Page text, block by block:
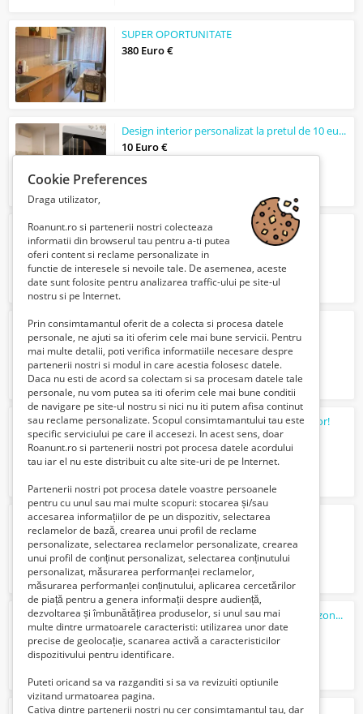
SUPER OPORTUNITATE
380 Euro €
Design interior personalizat la pretul de 10 euro/ mp
10 Euro €
Caut un loc de muncă
810394 Lei
Operator produse magazin online
8000 Lei
Executam lucrări,în domeniul construcțiilor!
Gratuit
Angajam Sef Obiectiv/Ag. Sec. SIBIU
Verifica cu vanzatorul
Familie serioasacautam doamna menaj zona centrala Bucuresti
Verifica cu vanzatorul
Cookie Preferences
Draga utilizator,
Roanunt.ro si partenerii nostri colecteaza
informatii din browserul tau pentru a-ti putea
oferi content si reclame personalizate in
functie de interesele si nevoile tale. De asemenea, aceste
date sunt folosite pentru analizarea traffic-ului pe site-ul
nostru si pe Internet.
Prin consimtamantul oferit de a colecta si procesa datele
personale, ne ajuti sa iti oferim cele mai bune servicii. Pentru
mai multe detalii, poti verifica informatiile necesare despre
partenerii nostri si modul in care acestia folosesc datele.
Daca nu esti de acord sa colectam si sa procesam datele tale
personale, nu vom putea sa iti oferim cele mai bune conditii
de navigare pe site-ul nostru si nici nu iti putem afisa continut
sau reclame personalizate. Scopul consimtamantului tau este
specific serviciului pe care il accesezi. In acest sens, doar
Roanunt.ro si partenerii nostri pot procesa datele acordului
tau iar el nu este distribuit cu alte site-uri de pe Internet.
Partenerii nostri pot procesa datele voastre persoanele
pentru cu unul sau mai multe scopuri: stocarea și/sau
accesarea informațiilor de pe un dispozitiv, selectarea
reclamelor de bază, crearea unui profil de reclame
personalizate, selectarea reclamelor personalizate, crearea
unui profil de conținut personalizat, selectarea conținutului
personalizat, măsurarea performanței reclamelor,
măsurarea performanței conținutului, aplicarea cercetărilor
de piață pentru a genera informații despre audiență,
dezvoltarea și îmbunătățirea produselor, si unul sau mai
multe dintre urmatoarele caracteristi: utilizarea unor date
precise de geolocație, scanarea activă a caracteristicilor
dispozitivului pentru identificare.
Puteti oricand sa va razganditi si sa va revizuiti optiunile
vizitand urmatoarea pagina.
Cativa dintre partenerii nostri nu cer consimtamantul tau, dar